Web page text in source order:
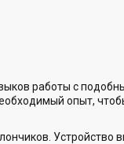
работы с
опыт,